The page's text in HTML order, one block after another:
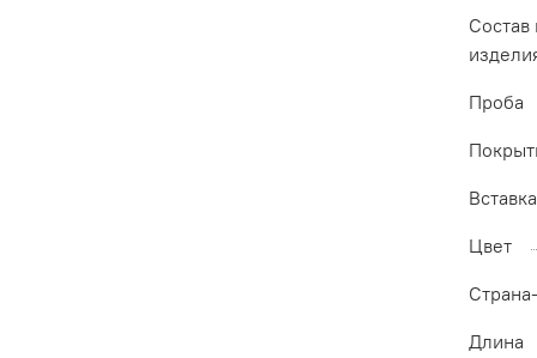
Проба
Вставка
Цвет
Длина